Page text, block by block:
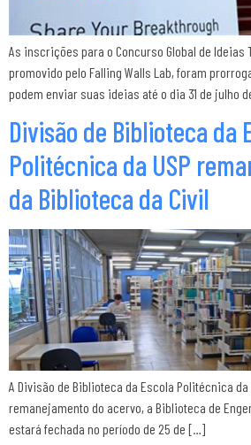
As inscrições para o Concurso Global de Ideias
promovido pelo Falling Walls Lab, foram
podem enviar suas ideias até o dia 31 de julho
Divisão de Biblioteca da
Politécnica da USP
da Biblioteca da Civil
A Divisão de Biblioteca da Escola Politécnica da
remanejamento do acervo, a Biblioteca de
estará fechada no período de 25 de […]